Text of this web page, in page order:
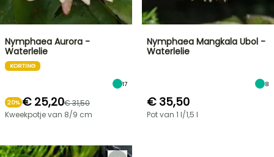
Nymphaea Aurora -
Waterlelie
KORTING
17
20% € 25,20€ 31,50
Kweekpotje van 8/9 cm
Nymphaea Mangkala Ubol -
Waterlelie
8
€ 35,50
Pot van 1 l/1,5 l